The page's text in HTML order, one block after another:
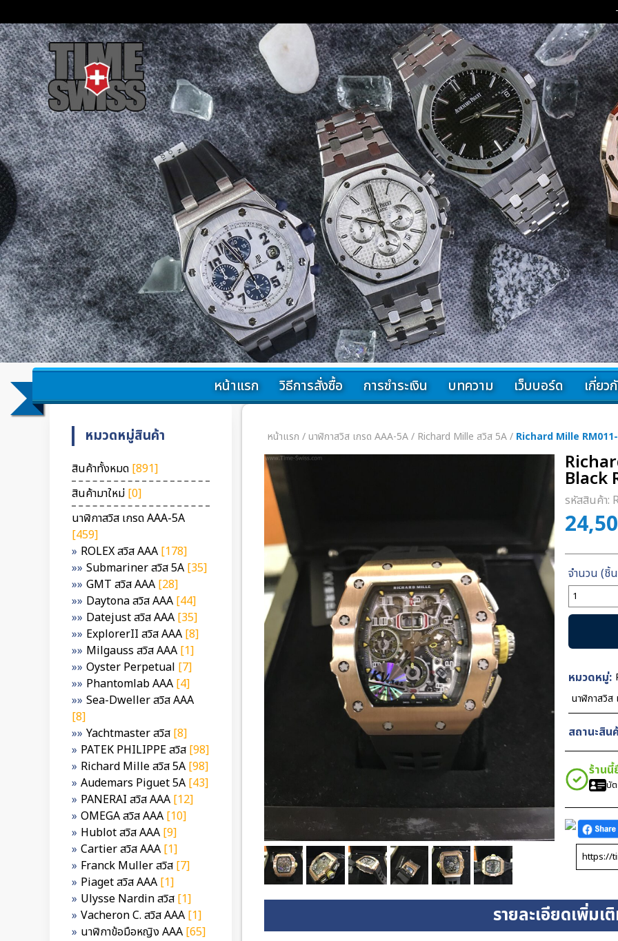
หน้าแรก วิธีการสั่งซื้อ การชำระเงิน บทความ เว็บบอร์ด เกี่ยว
หมวดหมู่สินค้า
สินค้าทั้งหมด [891]
สินค้ามาใหม่ [0]
นาฬิกาสวิส เกรด AAA-5A
[459]
ROLEX สวิส AAA [178]
Submariner สวิส 5A [35]
GMT สวิส AAA [28]
Daytona สวิส AAA [44]
Datejust สวิส AAA [35]
ExplorerII สวิส AAA [8]
Milgauss สวิส AAA [1]
Oyster Perpetual [7]
Phantomlab AAA [4]
Sea-Dweller สวิส AAA
[8]
Yachtmaster สวิส [8]
PATEK PHILIPPE สวิส [98]
Richard Mille สวิส 5A [98]
Audemars Piguet 5A [43]
PANERAI สวิส AAA [12]
OMEGA สวิส AAA [10]
Hublot สวิส AAA [9]
Cartier สวิส AAA [1]
Franck Muller สวิส [7]
Piaget สวิส AAA [1]
Ulysse Nardin สวิส [1]
Vacheron C. สวิส AAA [1]
นาฬิกาข้อมือหญิง AAA [65]
หน้าแรก / นาฬิกาสวิส เกรด AAA-5A/ Richard Mille สวิส 5A/ Richard Mille
Black
รหัสสินค้า:
จำนวน
Richard
Mille
Rose
Black
42mm
Swiss
ชิ้น
หมวดหมู่:
นาฬิกาสวิส
สถานะสิน
ร้าน
บัต
รายละเอียดเพิ่มเ